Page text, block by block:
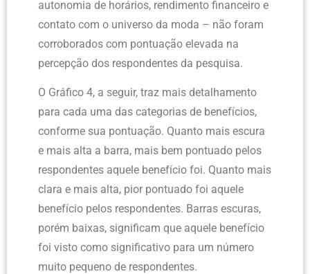
autonomia de horários, rendimento financeiro e
contato com o universo da moda – não foram
corroborados com pontuação elevada na
percepção dos respondentes da pesquisa.
O Gráfico 4, a seguir, traz mais detalhamento
para cada uma das categorias de benefícios,
conforme sua pontuação. Quanto mais escura
e mais alta a barra, mais bem pontuado pelos
respondentes aquele benefício foi. Quanto mais
clara e mais alta, pior pontuado foi aquele
benefício pelos respondentes. Barras escuras,
porém baixas, significam que aquele benefício
foi visto como significativo para um número
muito pequeno de respondentes.